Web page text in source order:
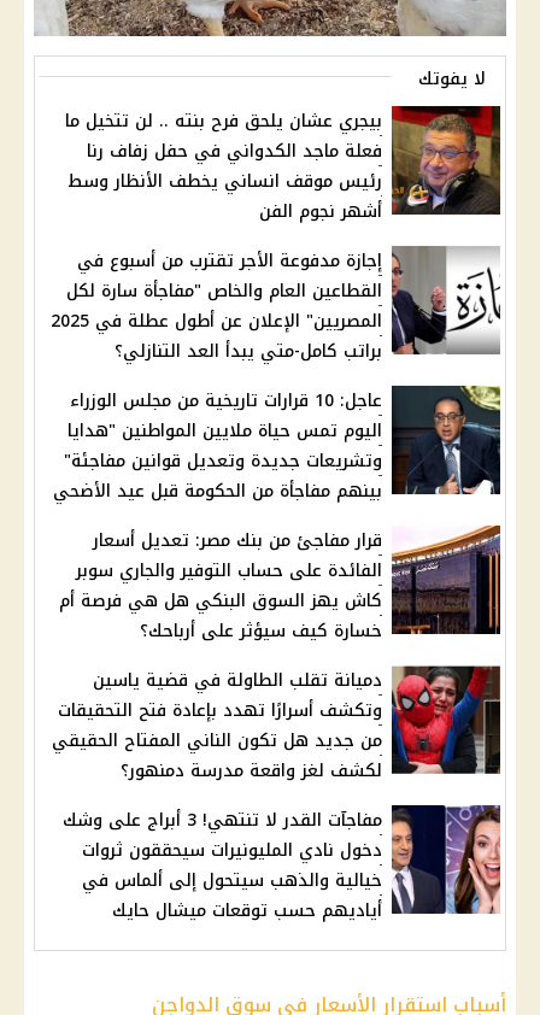
لا يفوتك
بيجري عشان يلحق فرح بنته .. لن تتخيل ما
فعلة ماجد الكدواني في حفل زفاف رنا
رئيس موقف انساني يخطف الأنظار وسط
أشهر نجوم الفن
إجازة مدفوعة الأجر تقترب من أسبوع في
القطاعين العام والخاص "مفاجأة سارة لكل
المصريين" الإعلان عن أطول عطلة في 2025
براتب كامل-متي يبدأ العد التنازلي؟
عاجل: 10 قرارات تاريخية من مجلس الوزراء
اليوم تمس حياة ملايين المواطنين "هدايا
وتشريعات جديدة وتعديل قوانين مفاجئة"
بينهم مفاجأة من الحكومة قبل عيد الأضحي
قرار مفاجئ من بنك مصر: تعديل أسعار
الفائدة على حساب التوفير والجاري سوبر
كاش يهز السوق البنكي هل هي فرصة أم
خسارة كيف سيؤثر على أرباحك؟
دميانة تقلب الطاولة في قضية ياسين
وتكشف أسرارًا تهدد بإعادة فتح التحقيقات
من جديد هل تكون الناني المفتاح الحقيقي
لكشف لغز واقعة مدرسة دمنهور؟
مفاجآت القدر لا تنتهي! 3 أبراج على وشك
دخول نادي المليونيرات سيحققون ثروات
خيالية والذهب سيتحول إلى ألماس في
أياديهم حسب توقعات ميشال حايك
أسباب استقرار الأسعار في سوق الدواجن